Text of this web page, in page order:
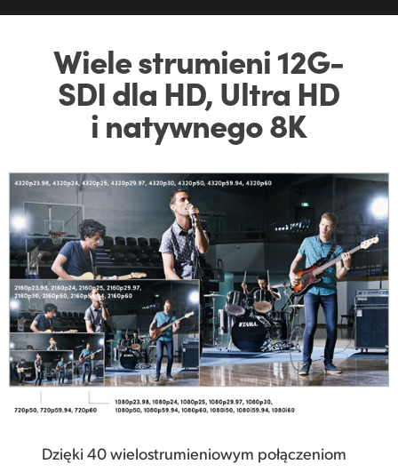
Wiele strumieni 12G-
SDIdla HD, Ultra HD
i natywnego 8K
Dzięki 40 wielostrumieniowym połączeniom